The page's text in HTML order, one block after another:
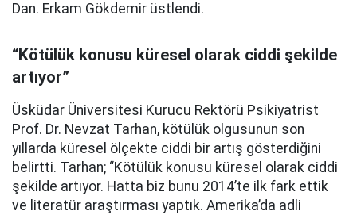
Dan. Erkam Gökdemir üstlendi.
“Kötülük konusu küresel olarak ciddi şekilde
artıyor”
Üsküdar Üniversitesi Kurucu Rektörü Psikiyatrist
Prof. Dr. Nevzat Tarhan, kötülük olgusunun son
yıllarda küresel ölçekte ciddi bir artış gösterdiğini
belirtti. Tarhan; “Kötülük konusu küresel olarak ciddi
şekilde artıyor. Hatta biz bunu 2014’te ilk fark ettik
ve literatür araştırması yaptık. Amerika’da adli